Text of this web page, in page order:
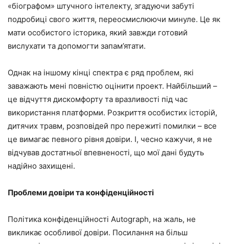
«біографом» штучного інтелекту, згадуючи забуті
подробиці свого життя, переосмислюючи минуле. Це як
мати особистого історика, який завжди готовий
вислухати та допомогти запам’ятати.
Однак на іншому кінці спектра є ряд проблем, які
заважають мені повністю оцінити проект. Найбільший –
це відчуття дискомфорту та вразливості під час
використання платформи. Розкриття особистих історій,
дитячих травм, розповідей про пережиті помилки – все
це вимагає певного рівня довіри. І, чесно кажучи, я не
відчував достатньої впевненості, що мої дані будуть
надійно захищені.
Проблеми довіри та конфіденційності
Політика конфіденційності Autograph, на жаль, не
викликає особливої ​​довіри. Посилання на більш